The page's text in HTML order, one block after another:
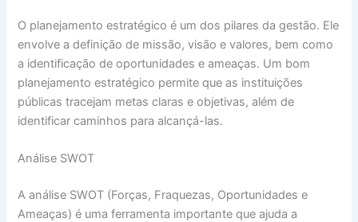
O planejamento estratégico é um dos pilares da gestão. Ele
envolve a definição de missão, visão e valores, bem como
a identificação de oportunidades e ameaças. Um bom
planejamento estratégico permite que as instituições
públicas tracejam metas claras e objetivas, além de
identificar caminhos para alcançá-las.
Análise SWOT
A análise SWOT (Forças, Fraquezas, Oportunidades e
Ameaças) é uma ferramenta importante que ajuda a